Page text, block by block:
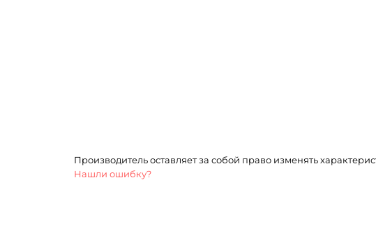
Производитель оставляет за собой право изменять
Нашли ошибку?